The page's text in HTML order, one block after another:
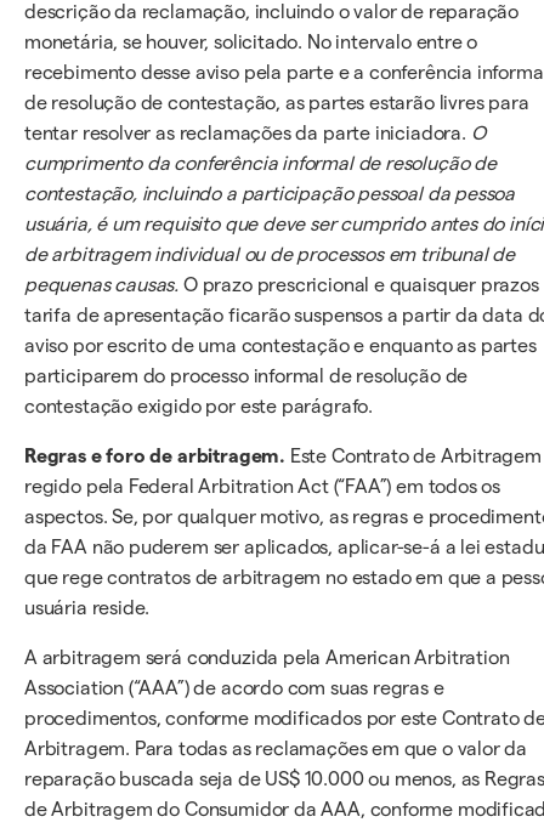
descrição da reclamação, incluindo o valor de reparação
monetária, se houver, solicitado. No intervalo entre o
recebimento desse aviso pela parte e a conferência
de resolução de contestação, as partes estarão livres para
tentar resolver as reclamações da parte iniciadora. O
cumprimento da conferência informal de resolução de
contestação, incluindo a participação pessoal da pessoa
usuária, é um requisito que deve ser cumprido antes do
de arbitragem individual ou de processos em tribunal de
pequenas causas. O prazo prescricional e quaisquer prazos
tarifa de apresentação ficarão suspensos a partir da data
aviso por escrito de uma contestação e enquanto as partes
participarem do processo informal de resolução de
contestação exigido por este parágrafo.
Regras e foro de arbitragem. Este Contrato de Arbitragem
regido pela Federal Arbitration Act (“FAA”) em todos os
aspectos. Se, por qualquer motivo, as regras e
da FAA não puderem ser aplicados, aplicar-se-á a lei
que rege contratos de arbitragem no estado em que a
usuária reside.
A arbitragem será conduzida pela American Arbitration
Association (“AAA”) de acordo com suas regras e
procedimentos, conforme modificados por este Contrato
Arbitragem. Para todas as reclamações em que o valor da
reparação buscada seja de US$ 10.000 ou menos, as Regras
de Arbitragem do Consumidor da AAA, conforme